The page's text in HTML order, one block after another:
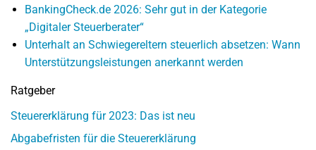
BankingCheck.de 2026: Sehr gut in der Kategorie
„Digitaler Steuerberater“
Unterhalt an Schwiegereltern steuerlich absetzen: Wann
Unterstützungsleistungen anerkannt werden
Ratgeber
Steuererklärung für 2023: Das ist neu
Abgabefristen für die Steuererklärung